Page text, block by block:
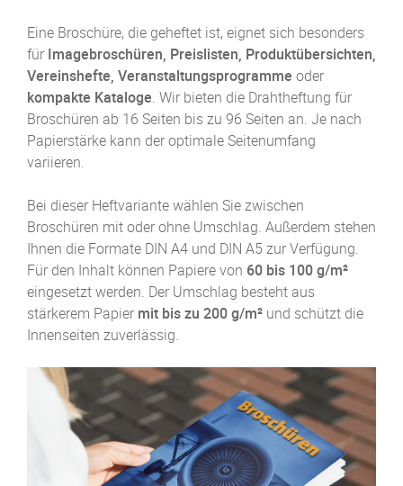
Eine Broschüre, die geheftet ist, eignet sich besonders
für Image­broschüren, Preislisten, Produkt­übersichten,
Vereins­hefte, Veranstaltungs­programme oder
kompakte Kataloge. Wir bieten die Drahtheftung für
Broschüren ab 16 Seiten bis zu 96 Seiten an. Je nach
Papierstärke kann der optimale Seitenumfang
variieren.
Bei dieser Heftvariante wählen Sie zwischen
Broschüren mit oder ohne Umschlag. Außerdem stehen
Ihnen die Formate DIN A4 und DIN A5 zur Verfügung.
Für den Inhalt können Papiere von 60 bis 100 g/m²
eingesetzt werden. Der Umschlag besteht aus
stärkerem Papier mit bis zu 200 g/m² und schützt die
Innenseiten zuverlässig.